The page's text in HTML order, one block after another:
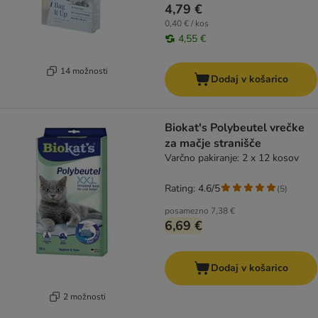
14 možnosti
4,79 €
0,40 € / kos
4,55 €
Dodaj v košarico
2 možnosti
Biokat's Polybeutel vrečke
za mačje stranišče
Varčno pakiranje: 2 x 12 kosov
posamezno 7,38 €
6,69 €
Rating: 4.6/5 (5)
Dodaj v košarico